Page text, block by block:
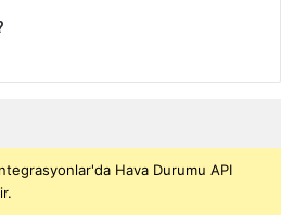
Hava Durumu API